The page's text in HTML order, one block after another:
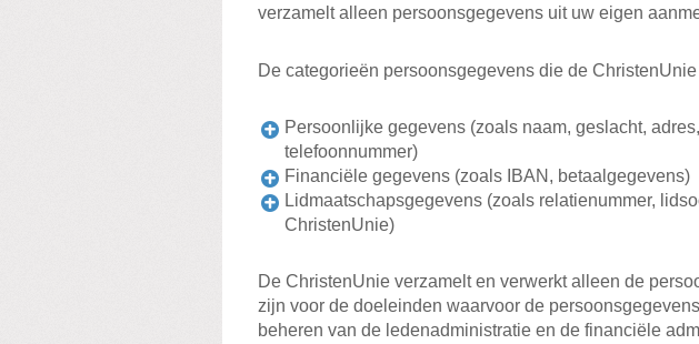
verzamelt alleen persoonsgegevens uit uw eigen
De categorieën persoonsgegevens die de
Persoonlijke gegevens (zoals naam, geslacht,
telefoonnummer)
Financiële gegevens (zoals IBAN, betaalgegevens)
Lidmaatschapsgegevens (zoals relatienummer,
ChristenUnie)
De ChristenUnie verzamelt en verwerkt alleen de
zijn voor de doeleinden waarvoor de
beheren van de ledenadministratie en de financiële